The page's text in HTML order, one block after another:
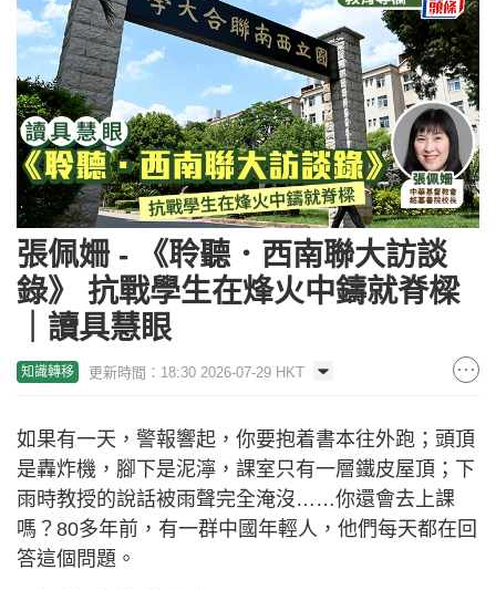
張佩姍 - 《聆聽．西南聯大訪談
錄》 抗戰學生在烽火中鑄就脊樑
｜讀具慧眼
知識轉移 更新時間：18:30 2026-07-29 HKT
如果有一天，警報響起，你要抱着書本往外跑；頭頂
是轟炸機，腳下是泥濘，課室只有一層鐵皮屋頂；下
雨時教授的說話被雨聲完全淹沒……你還會去上課
嗎？80多年前，有一群中國年輕人，他們每天都在回
答這個問題。